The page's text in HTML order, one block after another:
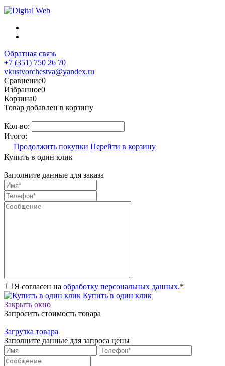
Обратная связь
+7 (351) 750 26 70
vkustvorchestva@yandex.ru
Сравнение0
Избранное0
Корзина0
Товар добавлен в корзину
Кол-во:
Итого:
Продолжить покупки Перейти в корзину
Купить в один клик
Заполните данные для заказа
Я согласен на обработку персональных данных.*
Купить в один клик
Закрыть окно
Запросить стоимость товара
Загрузка товара
Заполните данные для запроса цены